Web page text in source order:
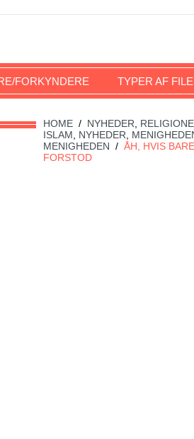
FORKYNDERE TYPER AF
HOME / NYHEDER
ISLAM
NYHEDER
MENIGHEDEN / ÅH, HVIS
FORSTOD